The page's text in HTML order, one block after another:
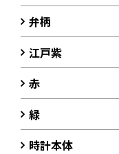
弁柄
江戸紫
赤
緑
時計本体